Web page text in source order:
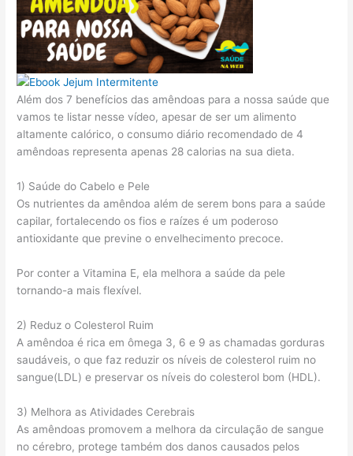
Além dos 7 benefícios das amêndoas para a nossa saúde que
vamos te listar nesse vídeo, apesar de ser um alimento
altamente calórico, o consumo diário recomendado de 4
amêndoas representa apenas 28 calorias na sua dieta.
1) Saúde do Cabelo e Pele
Os nutrientes da amêndoa além de serem bons para a saúde
capilar, fortalecendo os fios e raízes é um poderoso
antioxidante que previne o envelhecimento precoce.
Por conter a Vitamina E, ela melhora a saúde da pele
tornando-a mais flexível.
2) Reduz o Colesterol Ruim
A amêndoa é rica em ômega 3, 6 e 9 as chamadas gorduras
saudáveis, o que faz reduzir os níveis de colesterol ruim no
sangue(LDL) e preservar os níveis do colesterol bom (HDL).
3) Melhora as Atividades Cerebrais
As amêndoas promovem a melhora da circulação de sangue
no cérebro, protege também dos danos causados pelos